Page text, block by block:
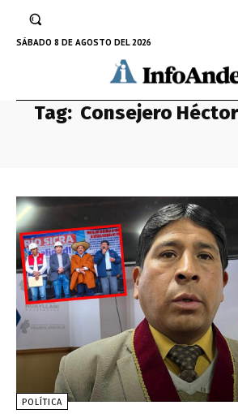
SÁBADO 8 DE AGOSTO DEL 2026
Tag: Consejero
POLÍTICA